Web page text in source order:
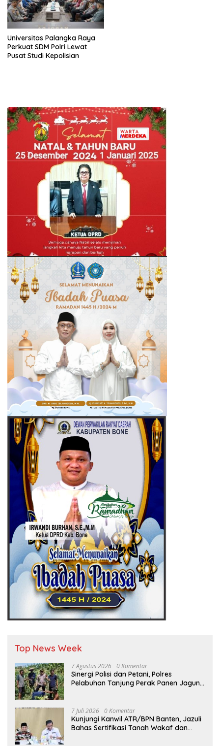
Universitas Palangka Raya
Perkuat SDM Polri Lewat
Pusat Studi Kepolisian
Top News Week
7 Agustus 2026 0 Komentar
Sinergi Polisi dan Petani, Polres
Pelabuhan Tanjung Perak Panen Jagung
7 Juli 2026 0 Komentar
Kunjungi Kanwil ATR/BPN Banten, Jazuli
Bahas Sertifikasi Tanah Wakaf dan